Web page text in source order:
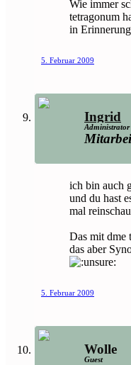
Wie immer
tetragonum
in
5. Februar 2009
Ingrid
Administrator
ich bin auch
und du hast
mal
Das mit dme
das aber
5. Februar 2009
Wolle
Guest